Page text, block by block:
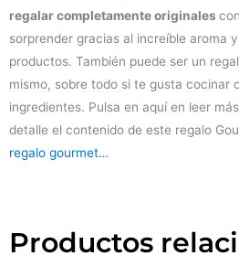
regalar completamente originales
sorprender gracias al increíble aroma
productos. También puede ser un
mismo, sobre todo si te gusta cocinar
ingredientes. Pulsa en aquí en leer
detalle el contenido de este regalo
regalo gourmet…
Productos